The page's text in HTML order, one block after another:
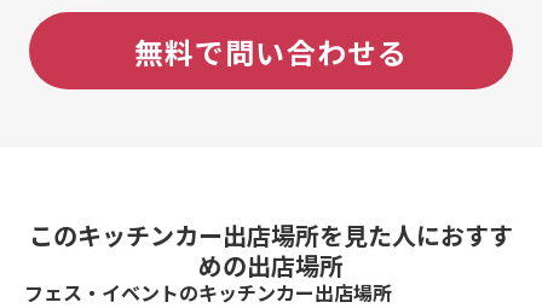
無料で問い合わせる
このキッチンカー出店場所を見た人におすす
めの出店場所
フェス・イベントのキッチンカー出店場所